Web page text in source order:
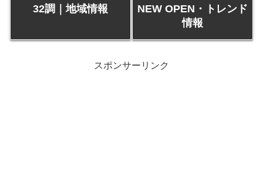
32調｜地域情報
NEW OPEN・トレンド
情報
スポンサーリンク